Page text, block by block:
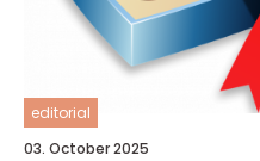
editorial
03. October 2025